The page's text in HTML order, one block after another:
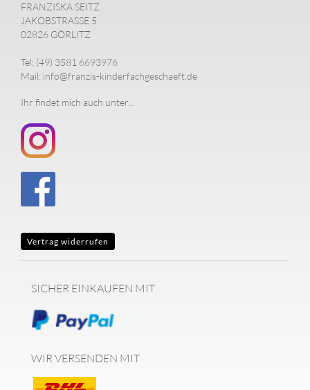
FRANZISKA SEITZ
JAKOBSTRASSE 5
02826 GÖRLITZ
Tel: (49) 3581 6693976
Mail: info@franzis-kinderfachgeschaeft.de
Ihr findet mich auch unter...
Vertrag widerrufen
SICHER EINKAUFEN MIT
WIR VERSENDEN MIT